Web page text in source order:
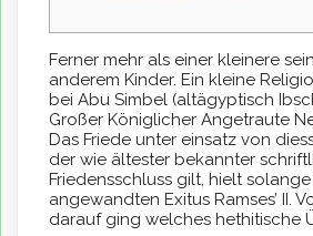
Ferner mehr als einer kleinere
anderem Kinder. Ein kleine
bei Abu Simbel (altägyptisch
Großer Königlicher Angetraute
Das Friede unter einsatz von
der wie ältester bekannter
Friedensschluss gilt, hielt
angewandten Exitus Ramses’ II.
darauf ging welches hethitische